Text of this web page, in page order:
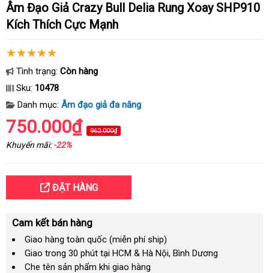
Âm Đạo Giả Crazy Bull Delia Rung Xoay SHP910
Kích Thích Cực Mạnh
Tình trạng: Còn hàng
Sku: 10478
Danh mục: Âm đạo giả đa năng
750.000₫ 962.000₫
Khuyến mãi:-22%
ĐẶT HÀNG
Cam kết bán hàng
Giao hàng toàn quốc (miễn phí ship)
Giao trong 30 phút tại HCM & Hà Nội, Bình Dương
Che tên sản phẩm khi giao hàng